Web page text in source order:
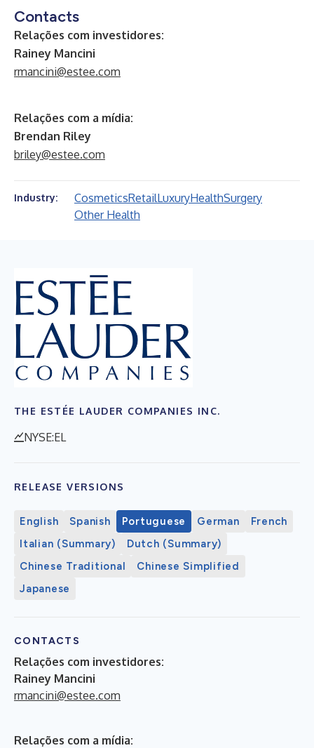
Contacts
Relações com investidores:
Rainey Mancini
rmancini@estee.com
Relações com a mídia:
Brendan Riley
briley@estee.com
Industry: CosmeticsRetailLuxuryHealthSurgery
Other Health
THE ESTÉE LAUDER COMPANIES INC.
NYSE:EL
RELEASE VERSIONS
English Spanish Portuguese German
French
Italian (Summary)
Dutch (Summary)
Chinese Traditional
Chinese Simplified
Japanese
CONTACTS
Relações com investidores:
Rainey Mancini
rmancini@estee.com
Relações com a mídia: